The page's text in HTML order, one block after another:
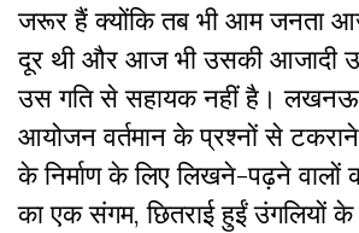
जरूर हैं क्योंकि तब भी आम जनता
दूर थी और आज भी उसकी
उस गति से सहायक नहीं है।
आयोजन वर्तमान के प्रश्नों से
के निर्माण के लिए लिखने-पढ़ने वालों
का एक संगम, छितराई हुईं उंगलियों के